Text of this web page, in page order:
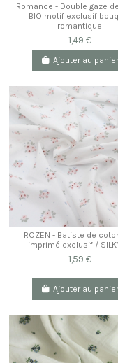
Romance - Double gaze
BIO motif exclusif
romantique
1,49 €
Ajouter au panier
ROZEN - Batiste de
imprimé exclusif /
1,59 €
Ajouter au panier